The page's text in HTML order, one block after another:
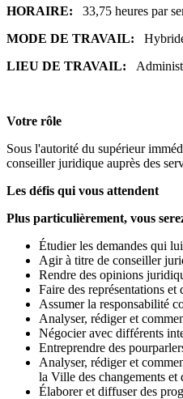
HORAIRE: 33,75 heures par
MODE DE TRAVAIL:
LIEU DE TRAVAIL:
Votre rôle
Sous l'autorité du supérieur
conseiller juridique auprès des
Les défis qui vous attendent
Plus particulièrement, vous
Étudier les demandes qui
Agir à titre de conseiller
Rendre des opinions
Faire des représentations
Assumer la responsabilité
Analyser, rédiger et
Négocier avec différents
Entreprendre des
Analyser, rédiger et
la Ville des changements et
Élaborer et diffuser des